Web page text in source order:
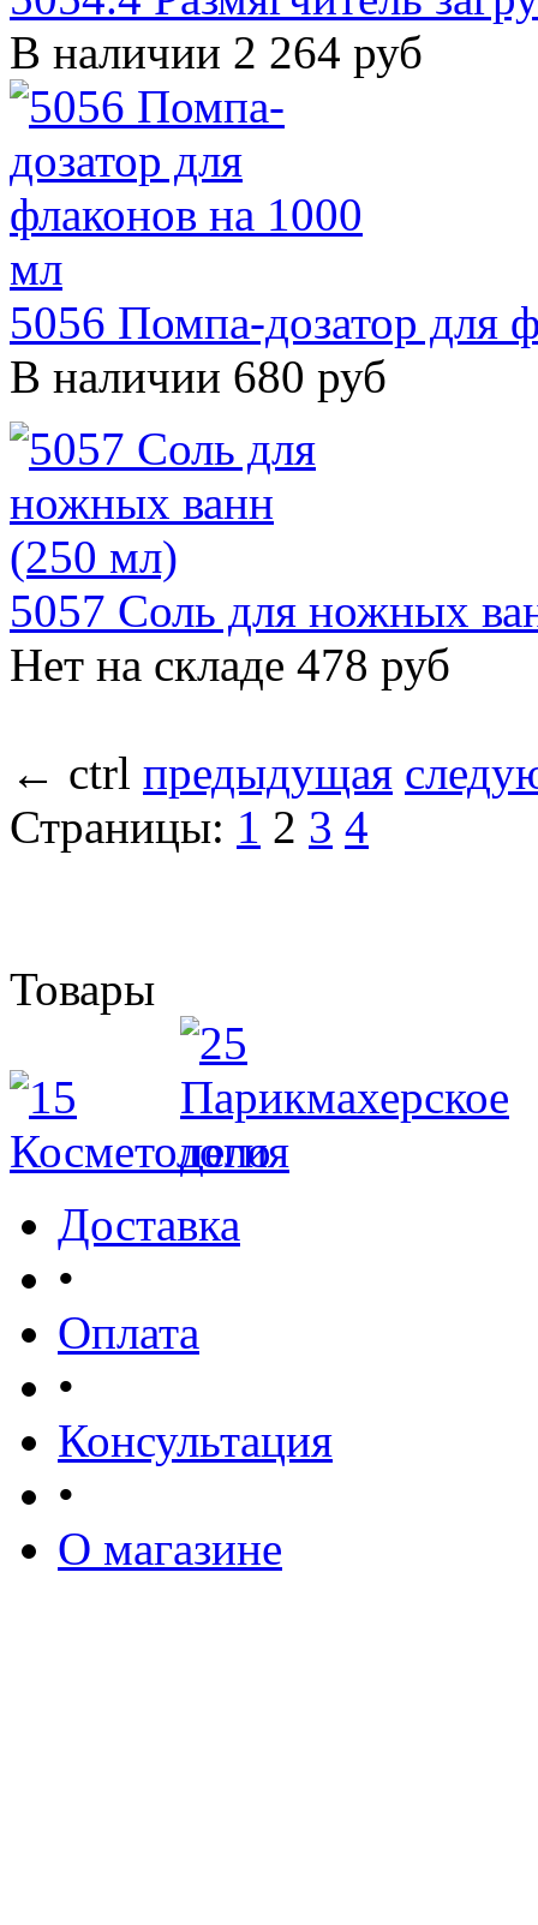
В наличии 2 264 руб
5056 Помпа-дозатор для
В наличии 680 руб
5057 Соль для ножных
Нет на складе 478 руб
← ctrl предыдущая
Страницы: 1 2 3 4
Товары
Доставка
•
Оплата
•
Консультация
•
О магазине